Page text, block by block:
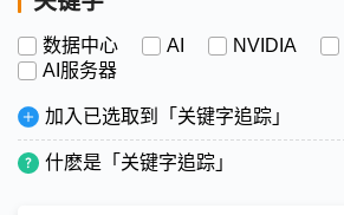
数据中心 AI NVIDIA
AI服务器
加入已选取到「关键字追踪」
什麽是「关键字追踪」